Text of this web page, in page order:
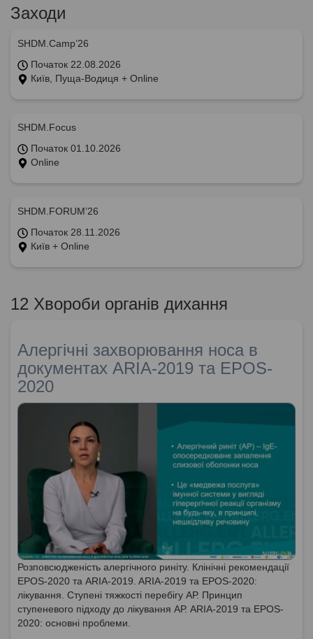
Заходи
SHDM.Camp’26
Початок 22.08.2026
Київ, Пуща-Водиця + Online
SHDM.Focus
Початок 01.10.2026
Online
SHDM.FORUM’26
Початок 28.11.2026
Київ + Online
12 Хвороби органів дихання
Алергічні захворювання носа в
документах ARIA-2019 та EPOS-
2020
Розповсюдженість алергічного риніту. Клінічні рекомендації
EPOS-2020 та ARIA-2019. ARIA-2019 та EPOS-2020:
лікування. Ступені тяжкості перебігу АР. Принцип
ступеневого підходу до лікування АР. ARIA-2019 та EPOS-
2020: основні проблеми.